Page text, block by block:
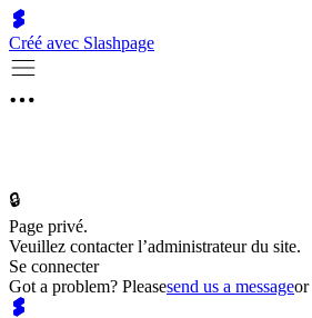
Créé avec Slashpage
🔒
Page privé.
Veuillez contacter l’administrateur du site.
Se connecter
Got a problem? Pleasesend us a messageor